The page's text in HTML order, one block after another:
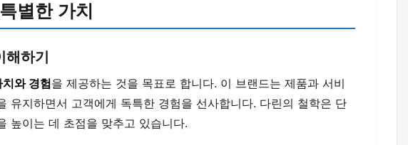
별한 가치
하기
와 경험을 제공하는 것을 목표로 합니다. 이 브랜드는 제품과 서비
유지하면서 고객에게 독특한 경험을 선사합니다. 다린의 철학은 단
높이는 데 초점을 맞추고 있습니다.